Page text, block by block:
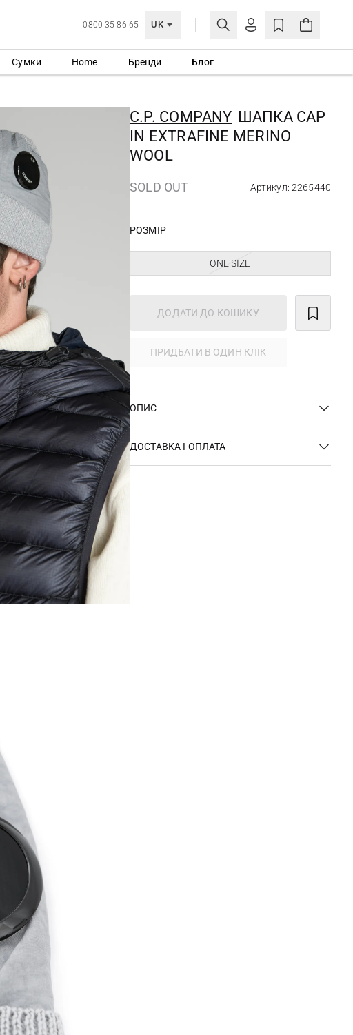
0800 35 86 65 UK
МОЯ ОБЛІКІВКА
Ще не зареєстровані?
СТВОРИТИ ОБЛІКІВКУ
Сумки Home Бренди Блог
C.P. COMPANY ШАПКА CAP
IN EXTRAFINE MERINO
WOOL
SOLD OUT Артикул: 2265440
РОЗМІР
ONE SIZE
ДОДАТИ ДО КОШИКУ
ПРИДБАТИ В ОДИН КЛІК
ОПИС
ДОСТАВКА І ОПЛАТА